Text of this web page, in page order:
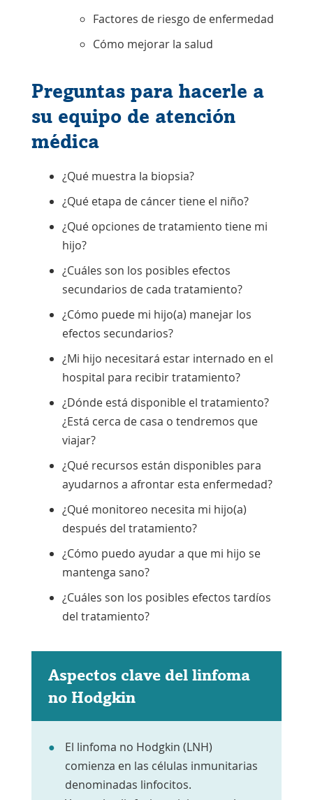
Factores de riesgo de enfermedad
Cómo mejorar la salud
Preguntas para hacerle a
su equipo de atención
médica
¿Qué muestra la biopsia?
¿Qué etapa de cáncer tiene el niño?
¿Qué opciones de tratamiento tiene mi
hijo?
¿Cuáles son los posibles efectos
secundarios de cada tratamiento?
¿Cómo puede mi hijo(a) manejar los
efectos secundarios?
¿Mi hijo necesitará estar internado en el
hospital para recibir tratamiento?
¿Dónde está disponible el tratamiento?
¿Está cerca de casa o tendremos que
viajar?
¿Qué recursos están disponibles para
ayudarnos a afrontar esta enfermedad?
¿Qué monitoreo necesita mi hijo(a)
después del tratamiento?
¿Cómo puedo ayudar a que mi hijo se
mantenga sano?
¿Cuáles son los posibles efectos tardíos
del tratamiento?
Aspectos clave del linfoma
no Hodgkin
El linfoma no Hodgkin (LNH)
comienza en las células inmunitarias
denominadas linfocitos.